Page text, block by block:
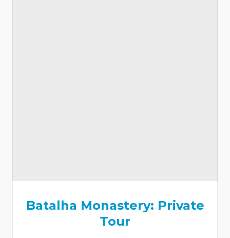
Batalha Monastery: Private
Tour